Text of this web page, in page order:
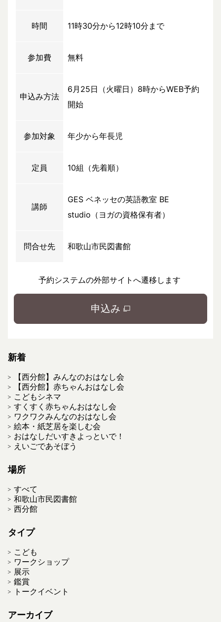
時間 11時30分から12時10分まで
参加費 無料
申込み方法
6月25日（火曜日）8時からWEB予約
開始
参加対象 年少から年長児
定員 10組（先着順）
講師
GES ベネッセの英語教室 BE
studio（ヨガの資格保有者）
問合せ先 和歌山市民図書館
予約システムの外部サイトへ遷移します
申込み
新着
【西分館】みんなのおはなし会
【西分館】赤ちゃんおはなし会
こどもシネマ
すくすく赤ちゃんおはなし会
ワクワクみんなのおはなし会
絵本・紙芝居を楽しむ会
おはなしだいすきよっといで！
えいごであそぼう
場所
すべて
和歌山市民図書館
西分館
タイプ
こども
ワークショップ
展示
鑑賞
トークイベント
アーカイブ